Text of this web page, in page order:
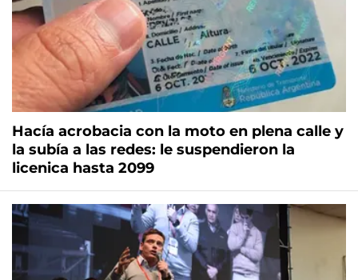
Hacía acrobacia con la moto en plena calle y
la subía a las redes: le suspendieron la
licenica hasta 2099